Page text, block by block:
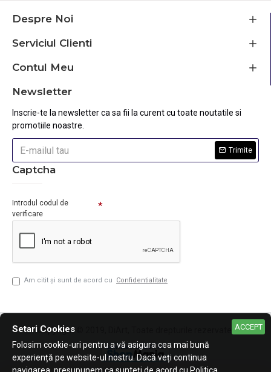
Despre Noi
Serviciul Clienti
Contul Meu
Newsletter
Inscrie-te la newsletter ca sa fii la curent cu toate noutatile si
promotiile noastre.
Trimite
Captcha
Introdul codul de
verificare
Am citit şi sunt de acord cu Confidentialitate
Copyright © 2019, DiArt, Toate drepturile rezervate. ACCEPT
Setari Cookies
Folosim cookie-uri pentru a vă asigura cea mai bună
experiență pe website-ul nostru. Dacă veți continua